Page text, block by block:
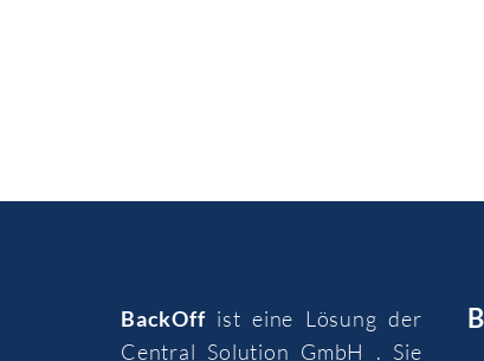
BackOffist eine Lösung der
Central Solution GmbH
. Sie